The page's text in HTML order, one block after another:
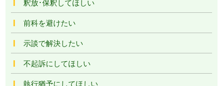
釈放･保釈してほしい
前科を避けたい
示談で解決したい
不起訴にしてほしい
執行猶予にしてほしい